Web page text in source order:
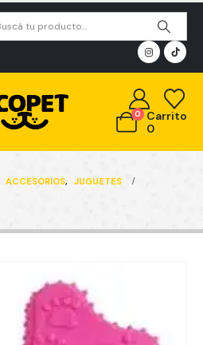
0
Carrito
0
ACCESORIOS, JUGUETES